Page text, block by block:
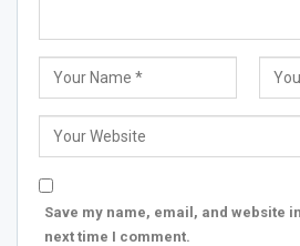
Save my name, email, and website
next time I comment.